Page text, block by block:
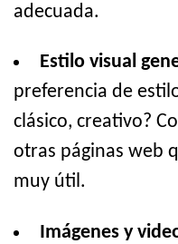
adecuada.
Estilo visual
preferencia de
clásico, creativo?
otras páginas web
muy útil.
Imágenes y